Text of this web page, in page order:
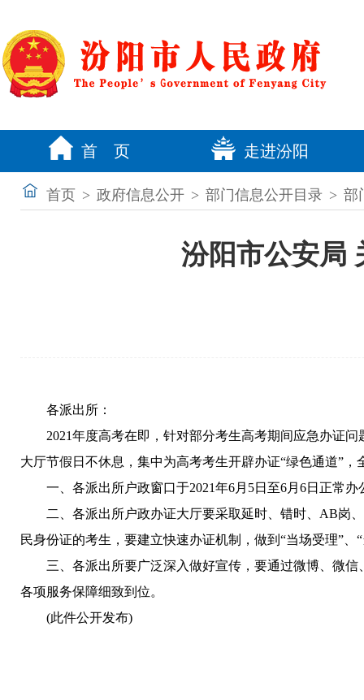
首 页 走进汾阳
首页 > 政府信息公开 > 部门信息公开目录 > 部
汾阳市公安局
各派出所：
2021年度高考在即，针对部分考生高考期间应急办证
大厅节假日不休息，集中为高考考生开辟办证“绿色通道”
一、各派出所户政窗口于2021年6月5日至6月6日正常
二、各派出所户政办证大厅要采取延时、错时、AB岗
民身份证的考生，要建立快速办证机制，做到“当场受理”
三、各派出所要广泛深入做好宣传，要通过微博、微
各项服务保障细致到位。
(此件公